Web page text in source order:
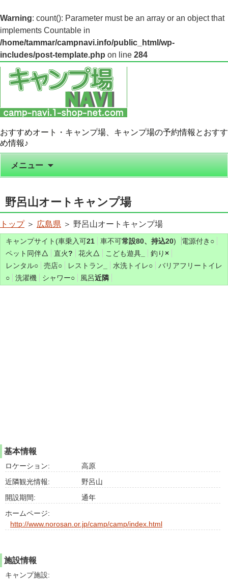
Warning: count(): Parameter must be an array or an object that
implements Countable in
/home/tammar/campnavi.info/public_html/wp-
includes/post-template.php on line 284
おすすめオート・キャンプ場、キャンプ場の予約情報とおすす
め情報♪
メニュー
野呂山オートキャンプ場
トップ＞ 広島県 ＞ 野呂山オートキャンプ場
キャンプサイト(車乗入可21 車不可常設80、持込20) 電源付き ○
ペット同伴△ 直火? 花火 △ こども遊具 釣り ×
レンタル○ 売店○ レストラン 水洗トイレ○
バリアフリートイレ
○
洗濯機 シャワー○ 風呂近隣
基本情報
ロケーション:
高原
近隣観光情報:
野呂山
開設期間:
通年
ホームページ:
http://www.norosan.or.jp/camp/camp/index.html
施設情報
キャンプ施設: